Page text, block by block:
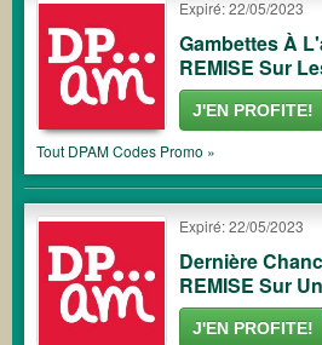
Expiré: 22/05/2023
Gambettes À
REMISE Sur
J'EN PROFITE!
Tout DPAMCodes Promo »
Expiré: 22/05/2023
Dernière
REMISE Sur
J'EN PROFITE!